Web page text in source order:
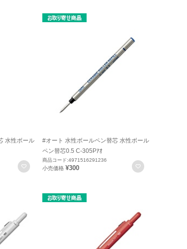
水性ボール
お気に入りに登録
#オート 水性ボールペン替芯 水性ボール
ペン替芯0.5 C-305Pｱｵ
商品コード:4971516291236
小売価格 ¥300